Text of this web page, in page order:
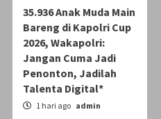
35.936 Anak Muda Main
Bareng di Kapolri Cup
2026, Wakapolri:
Jangan Cuma Jadi
Penonton, Jadilah
Talenta Digital*
1 hari ago admin